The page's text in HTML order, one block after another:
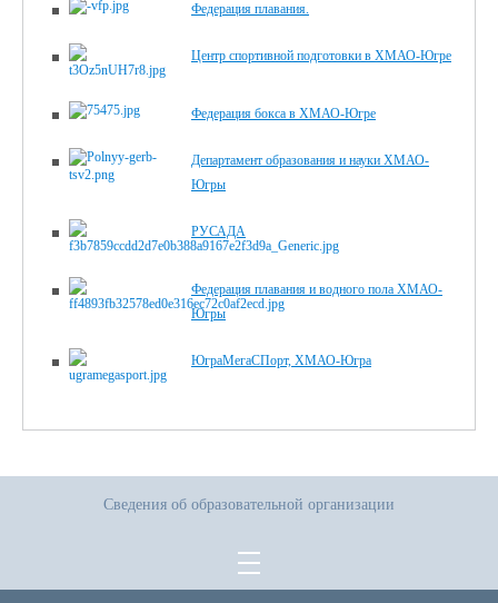
Федерация плавания.
Центр спортивной подготовки в ХМАО-Югре
Федерация бокса в ХМАО-Югре
Департамент образования и науки ХМАО-
Югры
РУСАДА
Федерация плавания и водного пола ХМАО-
Югры
ЮграМегаСПорт, ХМАО-Югра
Сведения об образовательной организации